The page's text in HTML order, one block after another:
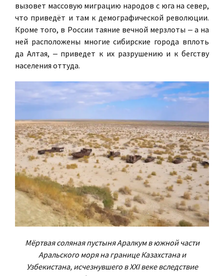
вызовет массовую миграцию народов с юга на север,
что приведёт и там к демографической революции.
Кроме того, в России таяние вечной мерзлоты ‒ а на
ней расположены многие сибирские города вплоть
да Алтая, ‒ приведет к их разрушению и к бегству
населения оттуда.
Мёртвая соляная пустыня Аралкум в южной части
Аральского моря на границе Казахстана и
Узбекистана, исчезнувшего в XXI веке вследствие